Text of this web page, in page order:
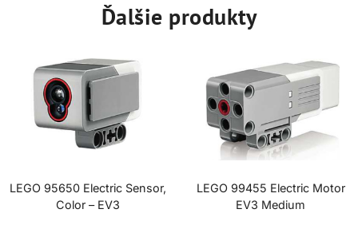
Ďalšie produkty
LEGO 95650 Electric Sensor,
Color – EV3
LEGO 99455 Electric Motor
EV3 Medium